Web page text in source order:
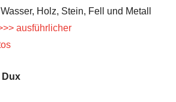
Holz, Stein, Fell und Metall
ausführlicher
Dux